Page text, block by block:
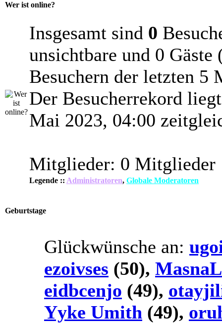
Wer ist online?
Insgesamt sind 0
unsichtbare und 0
Besuchern der letzten 5
Der Besucherrekord
Mai 2023, 04:00
Mitglieder: 0 Mitglieder
Legende :: Administratoren, Globale Moderatoren
Geburtstage
Glückwünsche an:
ezoivses (50),
eidbcenjo (49),
Yyke Umith (49),